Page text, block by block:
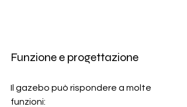
Funzione e progettazione
Il gazebo può rispondere a molte
funzioni: